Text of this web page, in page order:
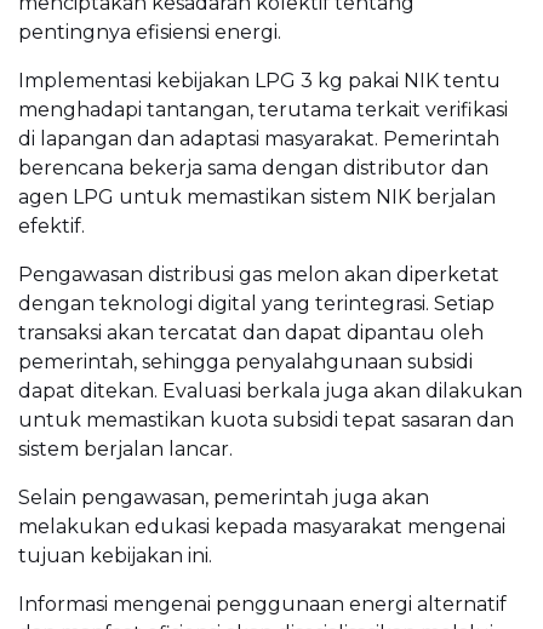
pentingnya efisiensi energi.
Implementasi kebijakan LPG 3 kg pakai NIK tentu
menghadapi tantangan, terutama terkait verifikasi
di lapangan dan adaptasi masyarakat. Pemerintah
berencana bekerja sama dengan distributor dan
agen LPG untuk memastikan sistem NIK berjalan
efektif.
Pengawasan distribusi gas melon akan diperketat
dengan teknologi digital yang terintegrasi. Setiap
transaksi akan tercatat dan dapat dipantau oleh
pemerintah, sehingga penyalahgunaan subsidi
dapat ditekan. Evaluasi berkala juga akan dilakukan
untuk memastikan kuota subsidi tepat sasaran dan
sistem berjalan lancar.
Selain pengawasan, pemerintah juga akan
melakukan edukasi kepada masyarakat mengenai
tujuan kebijakan ini.
Informasi mengenai penggunaan energi alternatif